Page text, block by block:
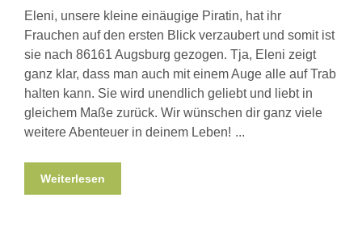
Eleni, unsere kleine einäugige Piratin, hat ihr
Frauchen auf den ersten Blick verzaubert und somit ist
sie nach 86161 Augsburg gezogen. Tja, Eleni zeigt
ganz klar, dass man auch mit einem Auge alle auf Trab
halten kann. Sie wird unendlich geliebt und liebt in
gleichem Maße zurück. Wir wünschen dir ganz viele
weitere Abenteuer in deinem Leben!
Weiterlesen